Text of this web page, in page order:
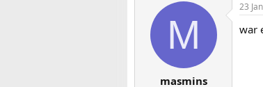
M
masmins
23
war